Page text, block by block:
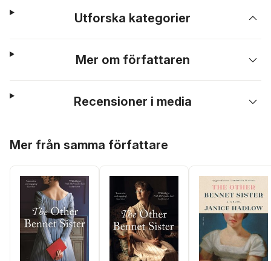
Utforska kategorier
Mer om författaren
Recensioner i media
Mer från samma författare